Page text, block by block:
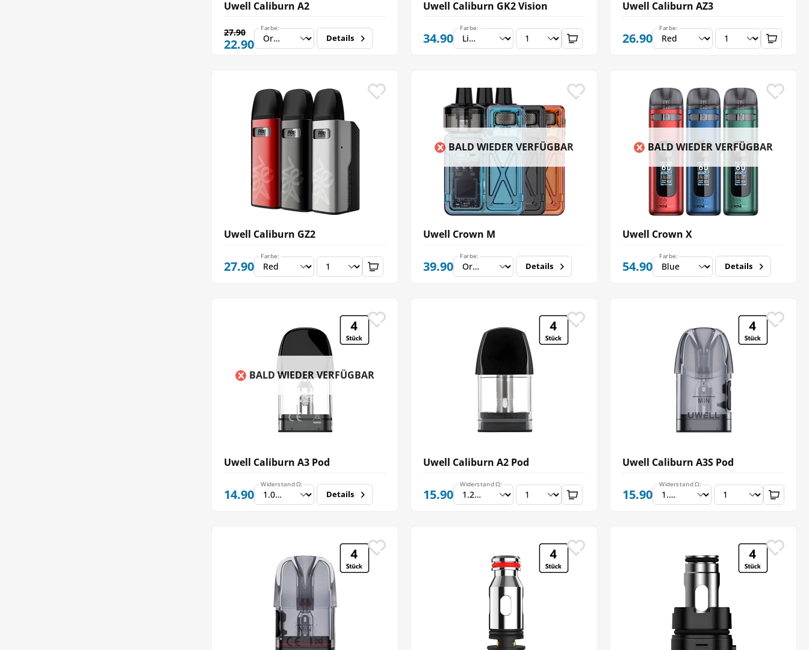
Uwell Caliburn A2
22.90
27.90 Farbe:
Details
Uwell Caliburn GK2 Vision
34.90
Farbe:
Uwell Caliburn AZ3
26.90
Farbe:
Uwell Caliburn GZ2
27.90
Farbe:
BALD WIEDER VERFÜGBAR
Uwell Crown M
39.90
Farbe:
Details
BALD WIEDER VERFÜGBAR
Uwell Crown X
54.90
Farbe:
Details
BALD WIEDER VERFÜGBAR
Uwell Caliburn A3 Pod
14.90
Widerstand Ω:
Details
Uwell Caliburn A2 Pod
15.90
Widerstand Ω:
Uwell Caliburn A3S Pod
15.90
Widerstand Ω: